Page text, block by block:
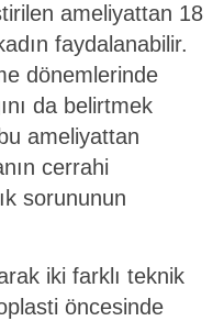
ameliyattan 18
faydalanabilir.
dönemlerinde
da belirtmek
ameliyattan
cerrahi
sorununun
iki farklı teknik
öncesinde